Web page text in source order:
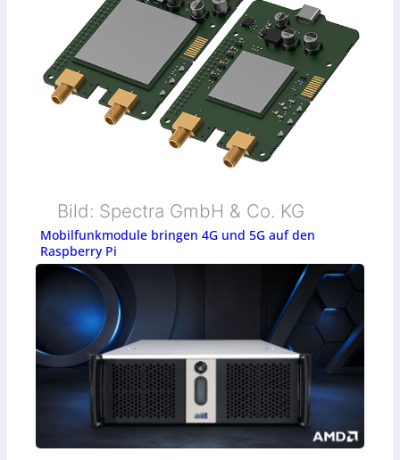
Bild: Spectra GmbH & Co. KG
Mobilfunkmodule bringen 4G und 5G auf den
Raspberry Pi